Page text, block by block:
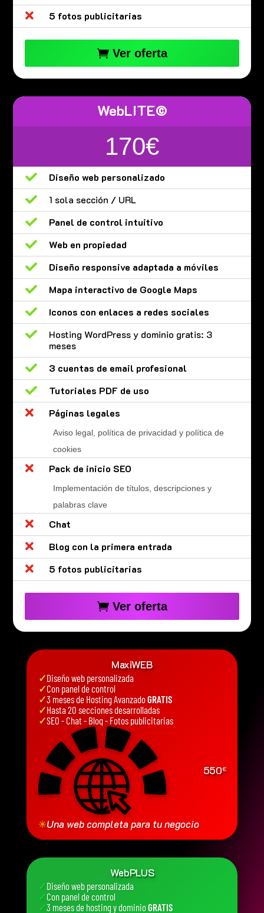

5 fotos publicitarias
Ver oferta
WebLITE©
170€

Diseño web personalizado

1 sola sección / URL

Panel de control intuitivo

Web en propiedad

Diseño responsive adaptada a móviles

Mapa interactivo de Google Maps

Iconos con enlaces a redes sociales

Hosting WordPress y dominio gratis: 3
meses

3 cuentas de email profesional

Tutoriales PDF de uso

Páginas legales
Aviso legal, política de privacidad y política de
cookies
 Pack de inicio SEO
Implementación de títulos, descripciones y
palabras clave

Chat

Blog con la primera entrada

5 fotos publicitarias
Ver oferta
MaxiWEB
✓Diseño web personalizada
✓Con panel de control
✓3 meses de Hosting AvanzadoGRATIS
✓Hasta 20 secciones desarrolladas
✓SEO - Chat - Blog - Fotos publicitarias
550€
✳Una web completa para tu negocio
WebPLUS
✓Diseño web personalizada
✓Con panel de control
✓3 meses de hosting y dominioGRATIS